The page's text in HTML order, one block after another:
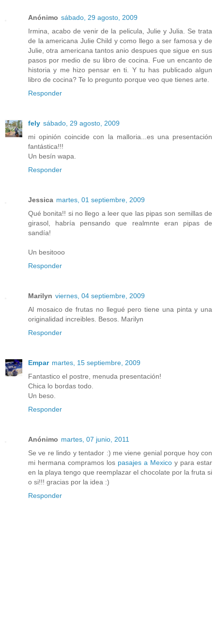
Anónimo sábado, 29 agosto, 2009
Irmina, acabo de venir de la pelicula, Julie y Julia. Se trata
de la americana Julie Child y como llego a ser famosa y de
Julie, otra americana tantos anio despues que sigue en sus
pasos por medio de su libro de cocina. Fue un encanto de
historia y me hizo pensar en ti. Y tu has publicado algun
libro de cocina? Te lo pregunto porque veo que tienes arte.
Responder
fely sábado, 29 agosto, 2009
mi opinión coincide con la malloria...es una presentación
fantástica!!!
Un besín wapa.
Responder
Jessica martes, 01 septiembre, 2009
Qué bonita!! si no llego a leer que las pipas son semillas de
girasol, habría pensando que realmnte eran pipas de
sandía!
Un besitooo
Responder
Marilyn viernes, 04 septiembre, 2009
Al mosaico de frutas no llegué pero tiene una pinta y una
originalidad increibles. Besos. Marilyn
Responder
Empar martes, 15 septiembre, 2009
Fantastico el postre, menuda presentación!
Chica lo bordas todo.
Un beso.
Responder
Anónimo martes, 07 junio, 2011
Se ve re lindo y tentador :) me viene genial porque hoy con
mi hermana compramos los pasajes a Mexico y para estar
en la playa tengo que reemplazar el chocolate por la fruta si
o si!!! gracias por la idea :)
Responder